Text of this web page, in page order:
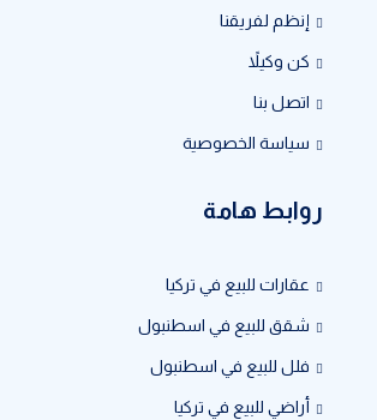
إنظم لفريقنا
كن وكيلاً
اتصل بنا
سياسة الخصوصية
روابط هامة
عقارات للبيع في تركيا
شقق للبيع في اسطنبول
فلل للبيع في اسطنبول
أراضي للبيع في تركيا